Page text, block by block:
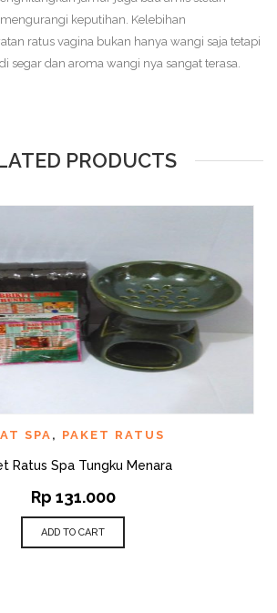
keputihan. Kelebihan
ratus vagina bukan hanya wangi saja tetapi
segar dan aroma wangi nya sangat terasa.
PRODUCTS
SPA , PAKET RATUS
Ratus Spa Tungku Menara
Rp 131.000
ADD TO CART